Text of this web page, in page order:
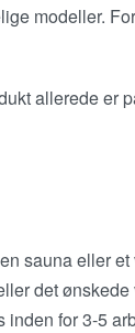
modeller.
allerede er
sauna eller
det
inden for 3-5